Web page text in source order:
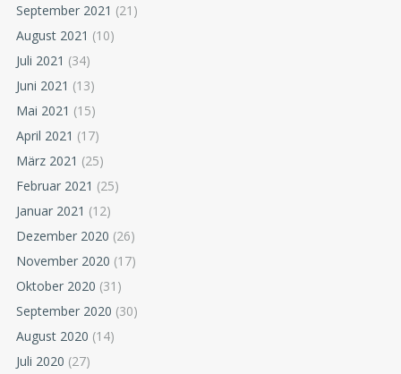
September 2021 (21)
August 2021 (10)
Juli 2021 (34)
Juni 2021 (13)
Mai 2021 (15)
April 2021 (17)
März 2021 (25)
Februar 2021 (25)
Januar 2021 (12)
Dezember 2020 (26)
November 2020 (17)
Oktober 2020 (31)
September 2020 (30)
August 2020 (14)
Juli 2020 (27)